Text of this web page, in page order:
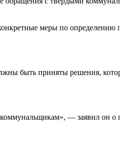
меры по
быть приняты решения,
— заявил он о